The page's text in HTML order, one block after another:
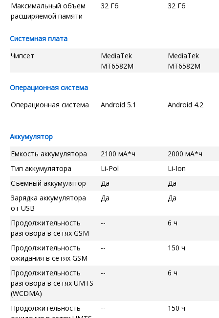
Максимальный объем
расширяемой памяти
32 Гб 32 Гб
Системная плата
Чипсет
MediaTek
MT6582M
MediaTek
MT6582M
Операционная система
Операционная система
Android 5.1 Android 4.2
Аккумулятор
Емкость аккумулятора
2100 мА*ч
2000 мА*ч
Тип аккумулятора
Li-Pol
Li-Ion
Съемный аккумулятор
Да
Да
Зарядка аккумулятора
от USB
Да Да
Продолжительность
разговора в сетях GSM
-- 6 ч
Продолжительность
ожидания в сетях GSM
-- 150 ч
Продолжительность
разговора в сетях UMTS
(WCDMA)
-- 6 ч
Продолжительность
-- 150 ч